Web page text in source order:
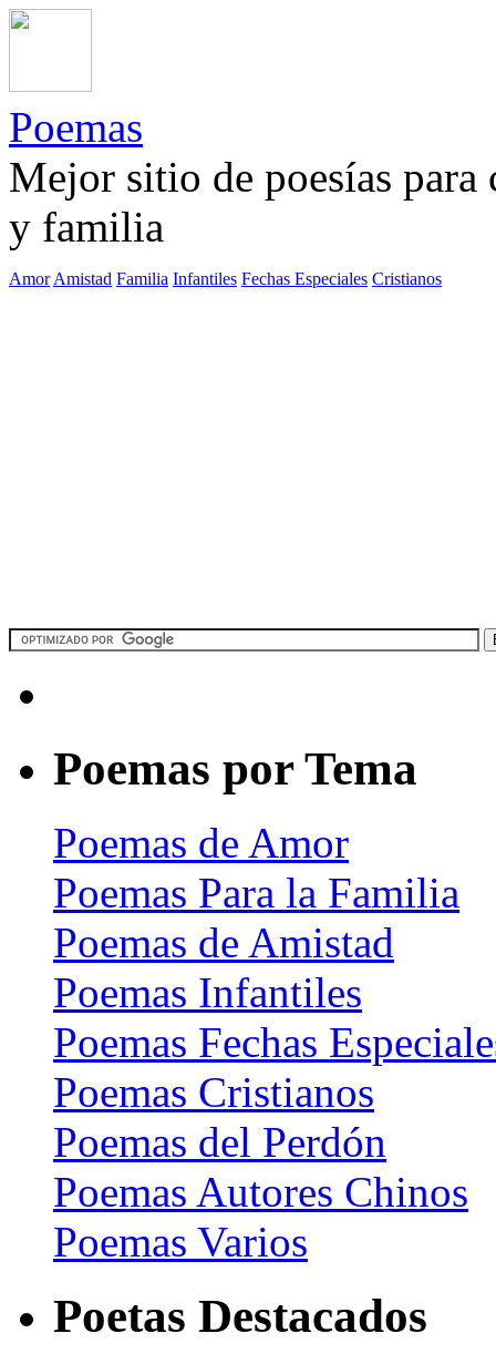
Poemas
Mejor sitio de poesías
y familia
Amor Amistad Familia Infantiles Fechas Especiales Cristianos
Poemas por Tema
Poemas de Amor
Poemas Para la Familia
Poemas de Amistad
Poemas Infantiles
Poemas Fechas
Poemas Cristianos
Poemas del Perdón
Poemas Autores Chinos
Poemas Varios
Poetas Destacados